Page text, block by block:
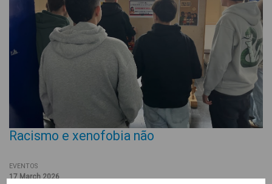
Racismo e xenofobia não
EVENTOS
17 March 2026